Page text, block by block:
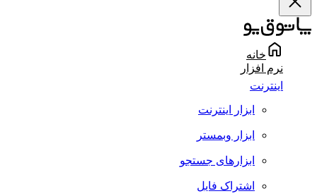
خانه
نرم افزار
اینترنت
ابزار اینترنت
ابزار وبمستر
ابزارهای جستجو
اشتراک فایل